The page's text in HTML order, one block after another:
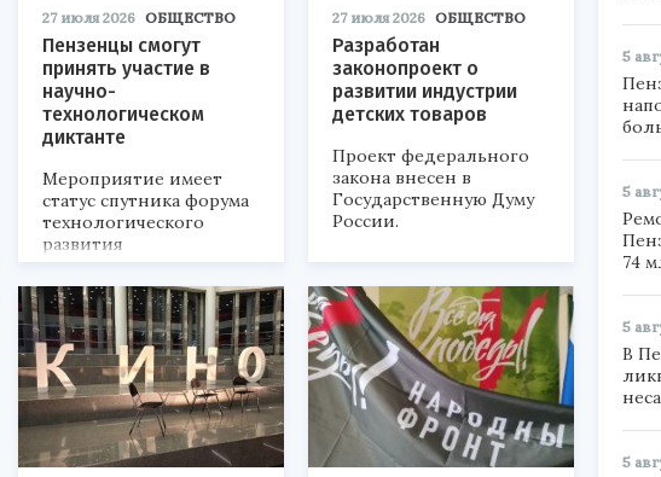
27 июля 2026 ОБЩЕСТВО
Пензенцы смогут
принять участие в
научно-
технологическом
диктанте
Мероприятие имеет
статус спутника форума
технологического
развития
«Технопром-2026».
27 июля 2026 ОБЩЕСТВО
Разработан
законопроект о
развитии индустрии
детских товаров
Проект федерального
закона внесен в
Государственную Думу
России.
5
5
74
5
В
5